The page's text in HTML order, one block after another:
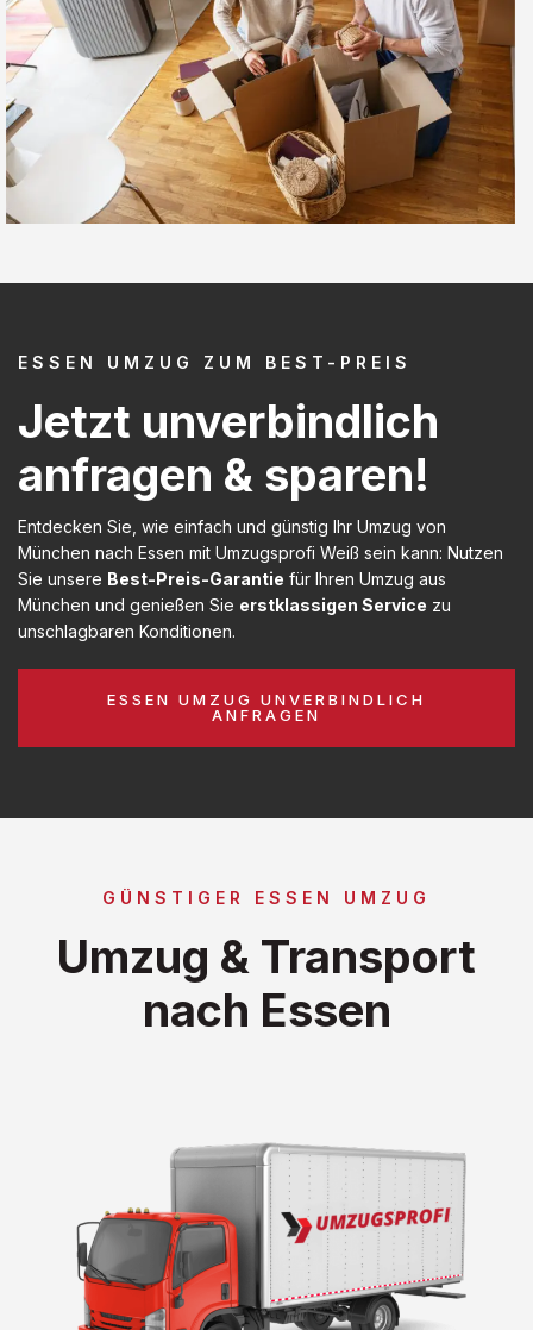
ESSEN UMZUG ZUM BEST-PREIS
Jetzt unverbindlich
anfragen & sparen!
Entdecken Sie, wie einfach und günstig Ihr Umzug von
München nach Essen mit Umzugsprofi Weiß sein kann: Nutzen
Sie unsere Best-Preis-Garantie für Ihren Umzug aus
München und genießen Sie erstklassigen Service zu
unschlagbaren Konditionen.
ESSEN UMZUG UNVERBINDLICH
ANFRAGEN
GÜNSTIGER ESSEN UMZUG
Umzug & Transport
nach Essen